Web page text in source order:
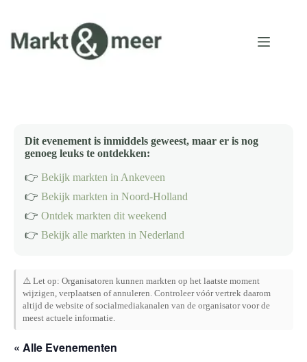
inhoud
Dit evenement is inmiddels geweest, maar er is nog
genoeg leuks te ontdekken:
👉 Bekijk markten in Ankeveen
👉 Bekijk markten in Noord-Holland
👉 Ontdek markten dit weekend
👉 Bekijk alle markten in Nederland
⚠️ Let op: Organisatoren kunnen markten op het laatste moment
wijzigen, verplaatsen of annuleren. Controleer vóór vertrek daarom
altijd de website of socialmediakanalen van de organisator voor de
meest actuele informatie.
« Alle Evenementen